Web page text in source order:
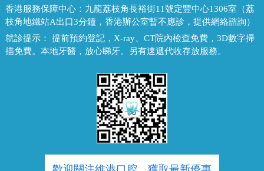
香港服務保障中心： 九龍荔枝角長裕街11號定豐中心1306室（荔
枝角地鐵站A出口3分鐘，香港辦公室暫不應診，提供網絡諮詢）
就診提示： 提前預約登記，X-ray、CT院內檢查免費，3D數字掃
描免費。本地牙醫，放心睇牙。另有速遞代收存放服務。